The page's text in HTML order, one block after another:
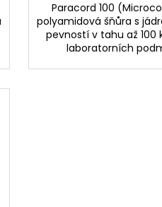
Paracord 100
polyamidová šňůra s
pevností v tahu až 100
laboratorních